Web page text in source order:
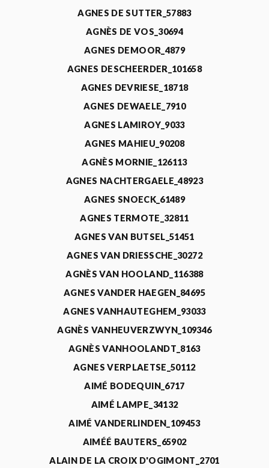
AGNES DE SUTTER_57883
AGNÈS DE VOS_30694
AGNES DEMOOR_4879
AGNES DESCHEERDER_101658
AGNES DEVRIESE_18718
AGNES DEWAELE_7910
AGNES LAMIROY_9033
AGNES MAHIEU_90208
AGNÈS MORNIE_126113
AGNES NACHTERGAELE_48923
AGNES SNOECK_61489
AGNES TERMOTE_32811
AGNES VAN BUTSEL_51451
AGNES VAN DRIESSCHE_30272
AGNÈS VAN HOOLAND_116388
AGNES VANDER HAEGEN_84695
AGNES VANHAUTEGHEM_93033
AGNÈS VANHEUVERZWYN_109346
AGNÈS VANHOOLANDT_8163
AGNES VERPLAETSE_50112
AIMÉ BODEQUIN_6717
AIMÉ LAMPE_34132
AIMÉ VANDERLINDEN_109453
AIMÉÉ BAUTERS_65902
ALAIN DE LA CROIX D'OGIMONT_2701